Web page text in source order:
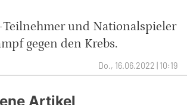
und Nationalspieler
gegen den Krebs.
Do., 16.06.2022 | 10:19
Artikel